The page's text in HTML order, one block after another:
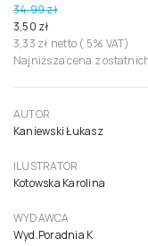
34,99 zł
3,50 zł
3,33 zł netto ( 5% VAT)
Najniższa cena z
AUTOR
Kaniewski Łukasz
ILUSTRATOR
Kotowska Karolina
WYDAWCA
Wyd.Poradnia K